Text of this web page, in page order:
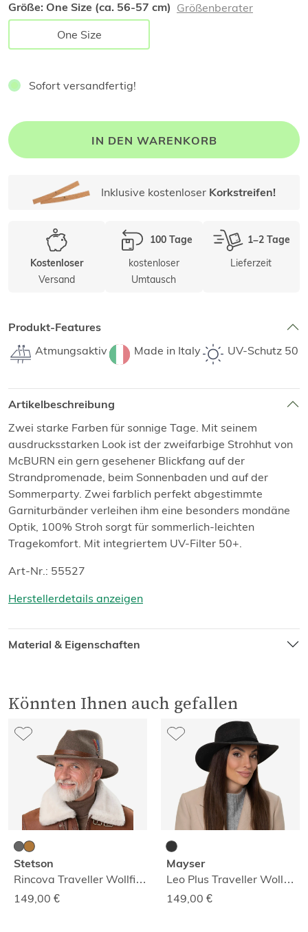
Größe: One Size (ca. 56-57 cm) Größenberater
One Size
Sofort versandfertig!
IN DEN WARENKORB
Inklusive kostenloser Korkstreifen!
Kostenloser
Versand
100 Tage
kostenloser
Umtausch
1–2 Tage
Lieferzeit
Produkt-Features
Atmungsaktiv Made in Italy UV-Schutz 50
Artikelbeschreibung
Zwei starke Farben für sonnige Tage. Mit seinem
ausdrucksstarken Look ist der zweifarbige Strohhut von
McBURN ein gern gesehener Blickfang auf der
Strandpromenade, beim Sonnenbaden und auf der
Sommerparty. Zwei farblich perfekt abgestimmte
Garniturbänder verleihen ihm eine besonders mondäne
Optik, 100% Stroh sorgt für sommerlich-leichten
Tragekomfort. Mit integriertem UV-Filter 50+.
Art-Nr.: 55527
Herstellerdetails anzeigen
Material & Eigenschaften
Könnten Ihnen auch gefallen
Stetson
Rincova Traveller Wollfilzhut
149,00 €
Mayser
Leo Plus Traveller Wollfilzhut
149,00 €